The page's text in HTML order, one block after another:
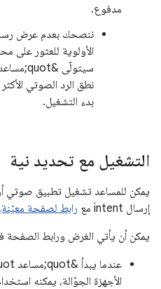
مدفوع.
ننصحك بعدم عرض
الأولوية للعثور على
نطق الرد الصوتي
بدء التشغيل.
التشغيل مع تحديد نية
يمكن للمساعد تشغيل تطبيق صوتي
إرسال intent مع
رابط لصفحة معيّنة.
يمكن أن يأتي الغرض ورابط الصفحة